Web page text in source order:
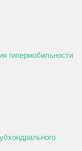
гипермобильности